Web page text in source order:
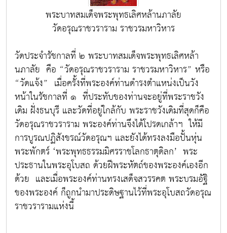
พระบาทสมเด็จพระพุทธเลิศหล้านภาลัย
วัดอรุณราชวราราม ราชวรมหาวิหาร
วัดประจำรัชกาลที่ ๒ พระบาทสมเด็จพระพุทธเลิศหล้า
นภาลัย คือ “วัดอรุณราชวราราม ราชวรมหาวิหาร” หรือ
“วัดแจ้ง” เมื่อครั้งที่พระองค์ท่านดำรงตำแหน่งเป็นวัง
หน้าในรัชกาลที่ ๑ ที่ประทับของท่านจะอยู่ที่พระราชวัง
เดิม ฝั่งธนบุรี และวัดที่อยู่ใกล้กับ พระราชวังเดิมที่สุดก็คือ
วัดอรุณราชวราราม พระองค์ท่านจึงได้โปรดเกล้าฯ ให้มี
การบูรณปฏิสังขรณ์วัดอรุณฯ และยังได้ทรงลงมือปั้นหุ่น
พระพักตร์ ‘พระพุทธธรรมมิศรราชโลกธาตุดิลก’ พระ
ประธานในพระอุโบสถ ด้วยฝีพระหัตถ์ของพระองค์เองอีก
ด้วย และเมื่อพระองค์ท่านทรงเสด็จสวรรคต พระบรมอัฐิ
ของพระองค์ ก็ถูกนำมาประดิษฐานไว้ที่พระอุโบสถวัดอรุณ
ราชวรารามแห่งนี้